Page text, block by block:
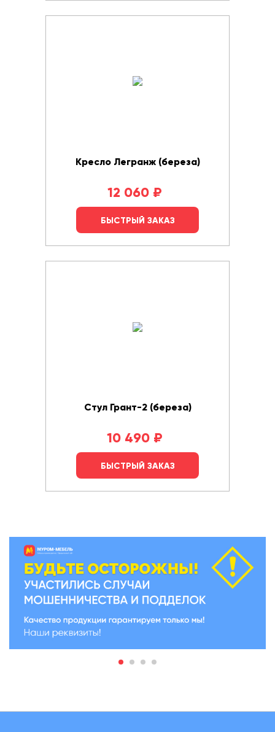
Кресло Легранж (береза)
12 060 ₽
БЫСТРЫЙ ЗАКАЗ
Стул Грант-2 (береза)
10 490 ₽
БЫСТРЫЙ ЗАКАЗ